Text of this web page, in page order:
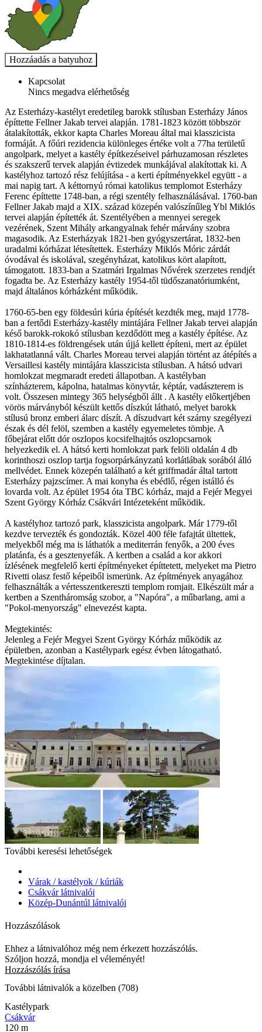
Kapcsolat
Nincs megadva elérhetőség
Az Esterházy-kastélyt eredetileg barokk stílusban Esterházy János
építtette Fellner Jakab tervei alapján. 1781-1823 között többször
átalakították, ekkor kapta Charles Moreau által mai klasszicista
formáját. A főúri rezidencia különleges értéke volt a 77ha területű
angolpark, melyet a kastély építkezéseivel párhuzamosan részletes
és szakszerű tervek alapján évtizedek munkájával alakítottak ki. A
kastélyhoz tartozó rész felújítása - a kerti építményekkel együtt - a
mai napig tart. A kéttornyú római katolikus templomot Esterházy
Ferenc építtette 1748-ban, a régi szentély felhasználásával. 1760-ban
Fellner Jakab majd a XIX. század közepén valószínűleg Ybl Miklós
tervei alapján építették át. Szentélyében a mennyei seregek
vezérének, Szent Mihály arkangyalnak fehér márvány szobra
magasodik. Az Esterházyak 1821-ben gyógyszertárat, 1832-ben
uradalmi kórházat létesítettek. Esterházy Miklós Móric zárdát
óvodával és iskolával, szegényházat, katolikus kört alapított,
támogatott. 1833-ban a Szatmári Irgalmas Nővérek szerzetes rendjét
fogadta be. Az Esterházy kastély 1954-től tüdőszanatóriumként,
majd általános kórházként működik.
1760-65-ben egy földesúri kúria építését kezdték meg, majd 1778-
ban a fertődi Esterházy-kastély mintájára Fellner Jakab tervei alapján
késő barokk-rokokó stílusban kezdődött meg a kastély építése. Az
1810-1814-es földrengések után újjá kellett építeni, mert az épület
lakhatatlanná vált. Charles Moreau tervei alapján történt az átépítés a
Versaillesi kastély mintájára klasszicista stílusban. A hátsó udvari
homlokzat megmaradt eredeti állapotban. A kastélyban
színházterem, kápolna, hatalmas könyvtár, képtár, vadászterem is
volt. Összesen mintegy 365 helységből állt . A kastély előkertjében
vörös márványból készült kettős díszkút látható, melyet barokk
stílusú bronz emberi álarc díszít. A díszudvart két szárny szegélyezi
észak és dél felöl, szemben a kastély egyemeletes tömbje. A
főbejárat előtt dór oszlopos kocsifelhajtós oszlopcsarnok
helyezkedik el. A hátsó kerti homlokzat park felöli oldalán 4 db
korinthoszi oszlop tartja fogsorpárkányzatú korlátlábak sorából álló
mellvédet. Ennek közepén található a két griffmadár által tartott
Esterházy pajzscímer. A mai konyha és ebédlő, régen istálló és
lovarda volt. Az épület 1954 óta TBC kórház, majd a Fejér Megyei
Szent György Kórház Csákvári Intézeteként működik.
A kastélyhoz tartozó park, klasszicista angolpark. Már 1779-től
kezdve tervezték és gondozták. Közel 400 féle fafajtát ültettek,
melyekből még ma is láthatók a mediterrán fenyők, a 200 éves
platánfa, és a gesztenyefák. A kertben a család a kor akkori
ízlésének megfelelő kerti építményeket építtetett, melyeket ma Pietro
Rivetti olasz festő képeiből ismerünk. Az építmények anyagához
felhasználták a vértesszentkereszti templom romjait. Elkészült már a
kertben a Szentháromság szobor, a "Napóra", a műbarlang, ami a
"Pokol-menyország" elnevezést kapta.
Megtekintés:
Jelenleg a Fejér Megyei Szent György Kórház működik az
épületben, azonban a Kastélypark egész évben látogatható.
Megtekintése díjtalan.
További keresési lehetőségek
Várak / kastélyok / kúriák
Csákvár látnivalói
Közép-Dunántúl látnivalói
Hozzászólások
Ehhez a látnivalóhoz még nem érkezett hozzászólás.
Szóljon hozzá, mondja el véleményét!
Hozzászólás írása
További látnivalók a közelben (708)
Kastélypark
Csákvár
120 m